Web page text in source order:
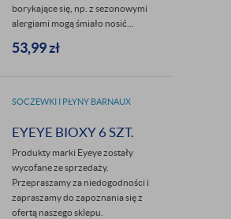
borykające się, np. z sezonowymi
alergiami mogą śmiało nosić...
53,99zł
SOCZEWKI I PŁYNY BARNAUX
EYEYE BIOXY 6 SZT.
Produkty marki Eyeye zostały
wycofane ze sprzedaży.
Przepraszamy za niedogodności i
zapraszamy do zapoznania się z
ofertą naszego sklepu.